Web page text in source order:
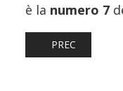
è la numero 7
ARTICOLO
PREC